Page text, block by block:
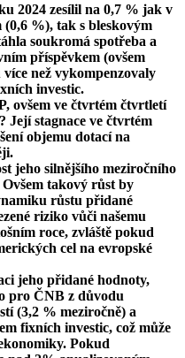
2024 zesílil na 0,7 % jak v
%), tak s bleskovým
soukromá spotřeba a
příspěvkem (ovšem
než vykompenzovaly
investic.
ovšem ve čtvrtém čtvrtletí
Její stagnace ve čtvrtém
objemu dotací na
jeho silnějšího meziročního
takový růst by
růstu přidané
riziko vůči našemu
roce, zvláště pokud
cel na evropské
jeho přidané hodnoty,
pro ČNB z důvodu
(3,2 % meziročně) a
fixních investic, což může
Pokud